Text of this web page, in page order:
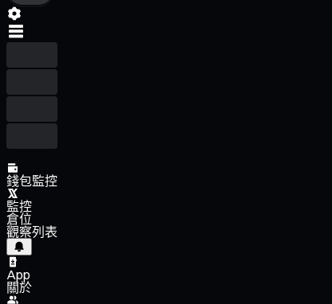
錢包監控
監控
倉位
觀察列表
App
關於